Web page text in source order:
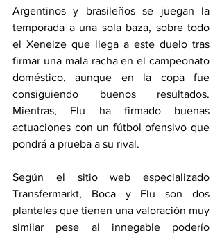
Argentinos y brasileños se juegan la
temporada a una sola baza, sobre todo
el Xeneize que llega a este duelo tras
firmar una mala racha en el campeonato
doméstico, aunque en la copa fue
consiguiendo buenos resultados.
Mientras, Flu ha firmado buenas
actuaciones con un fútbol ofensivo que
pondrá a prueba a su rival.
Según el sitio web especializado
Transfermarkt, Boca y Flu son dos
planteles que tienen una valoración muy
similar pese al innegable poderío